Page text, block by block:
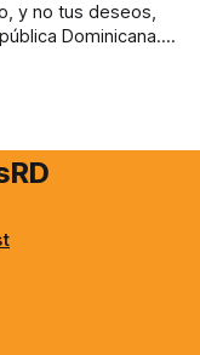
y no tus deseos,
Dominicana.